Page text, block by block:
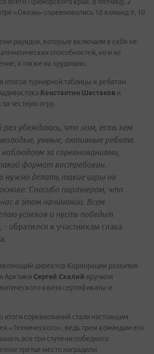
«Океан» соревновались 10 команд 9, 10
раундов, которые включали в себя не
способностей, но и на
а также на эрудицию.
итогов турнирной таблицы к ребятам
Константин Шестаков и
честную игру.
раз убеждаюсь, что нам, есть кем
умные, активные ребята.
за соревнованиями,
формат востребован.
нужно делать такие игры на
Спасибо партнерам, что
в этом начинании. Всем
успехов и пусть победит
- обратился к участникам глава
директор Корпорации развития
Арктики Сергей Скалий вручили
квиза сертификаты и
итоги соревнований стали настоящим
«Технического», ведь трем командам его
все три ступени победного
третье место наградили